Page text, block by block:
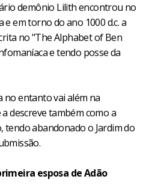
demônio Lilith encontrou no
e em torno do ano 1000 d.c. a
no "The Alphabet of Ben
e tendo posse da
no entanto vai além na
descreve também como a
tendo abandonado o Jardim do
esposa de Adão